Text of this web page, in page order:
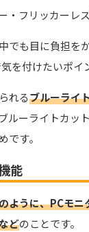
・フリッカーレ
でも目に負担を
を付けたいポイ
れるブルーライ
ルーライトカッ
です。
能
ように、PCモ
どのことです。